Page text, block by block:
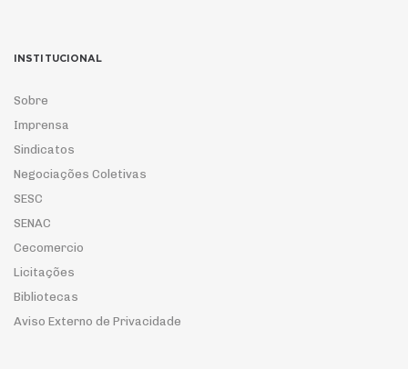
INSTITUCIONAL
Sobre
Imprensa
Sindicatos
Negociações Coletivas
SESC
SENAC
Cecomercio
Licitações
Bibliotecas
Aviso Externo de Privacidade